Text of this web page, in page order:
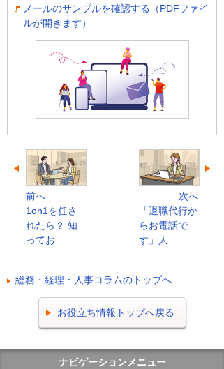
メールのサンプルを確認する（PDFファイ
ルが開きます）
前へ
1on1を任さ
れたら？ 知
ってお...
次へ
「退職代行か
らお電話で
す」人...
総務・経理・人事コラムのトップへ
お役立ち情報トップへ戻る
ナビゲーションメニュー